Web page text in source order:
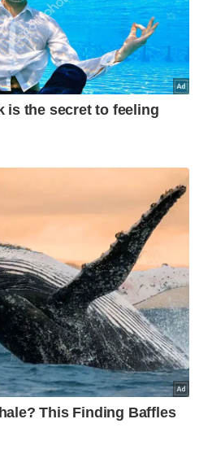
yang juga Presiden
Melayu Malaysia
bertahan Piala Agong
juara PERR
Oktober ini.
akan berlangsung
termasuk pasukan
berentap untuk
tunai RM50,000 bagi
naib juara.
E-Mel setiap